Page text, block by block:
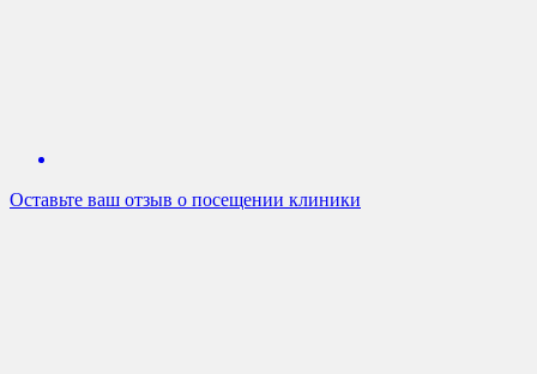
Оставьте ваш отзыв о посещении клиники